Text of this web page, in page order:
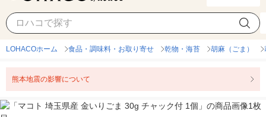
LOHACOホーム 食品・調味料・お取り寄せ 乾物・海苔 胡麻（ごま）
熊本地震の影響について